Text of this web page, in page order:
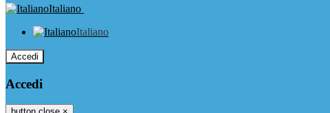
Italiano
Italiano
Accedi
Accedi